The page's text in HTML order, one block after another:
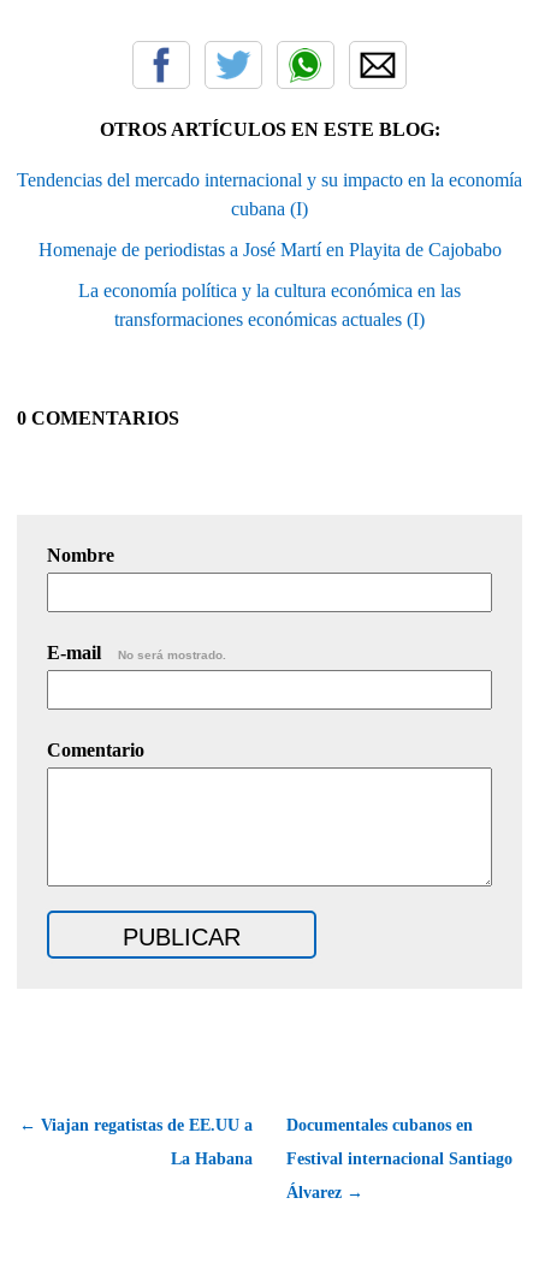
OTROS ARTÍCULOS EN ESTE BLOG:
Tendencias del mercado internacional y su impacto en la economía
cubana (I)
Homenaje de periodistas a José Martí en Playita de Cajobabo
La economía política y la cultura económica en las
transformaciones económicas actuales (I)
0 COMENTARIOS
Nombre
E-mail No será mostrado.
Comentario
← Viajan regatistas de EE.UU a
La Habana
Documentales cubanos en
Festival internacional Santiago
Álvarez →